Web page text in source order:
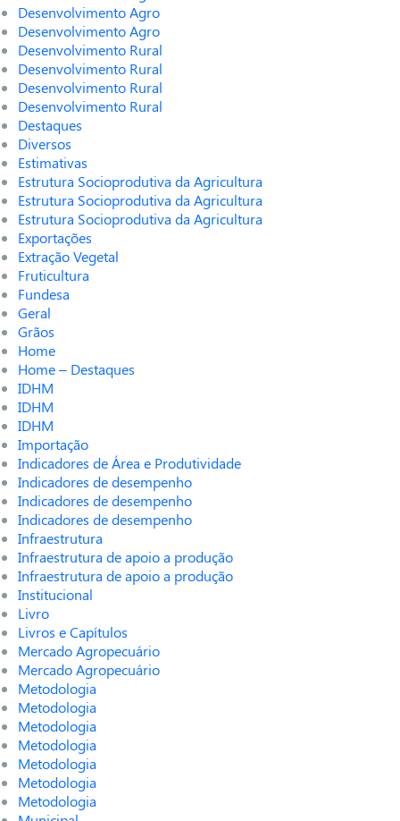
Desenvolvimento Agro
Desenvolvimento Agro
Desenvolvimento Rural
Desenvolvimento Rural
Desenvolvimento Rural
Desenvolvimento Rural
Destaques
Diversos
Estimativas
Estrutura Socioprodutiva da Agricultura
Estrutura Socioprodutiva da Agricultura
Estrutura Socioprodutiva da Agricultura
Exportações
Extração Vegetal
Fruticultura
Fundesa
Geral
Grãos
Home
Home – Destaques
IDHM
IDHM
IDHM
Importação
Indicadores de Área e Produtividade
Indicadores de desempenho
Indicadores de desempenho
Indicadores de desempenho
Infraestrutura
Infraestrutura de apoio a produção
Infraestrutura de apoio a produção
Institucional
Livro
Livros e Capítulos
Mercado Agropecuário
Mercado Agropecuário
Metodologia
Metodologia
Metodologia
Metodologia
Metodologia
Metodologia
Metodologia